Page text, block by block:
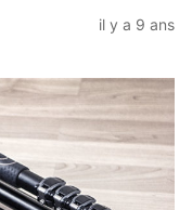
il y a 9 ans